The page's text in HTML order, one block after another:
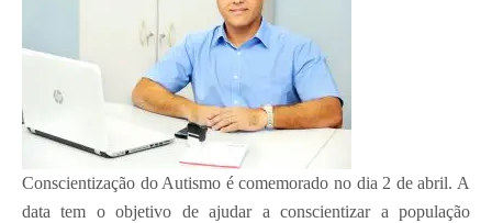
Conscientização do Autismo é comemorado no dia 2 de abril. A
data tem o objetivo de ajudar a conscientizar a população